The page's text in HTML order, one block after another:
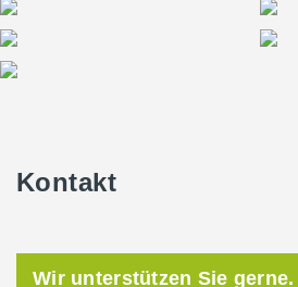
Kontakt
Wir unterstützen Sie